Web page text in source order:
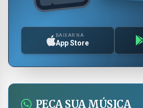
BAIXAR NA
App Store
PEÇA SUA MÚSICA